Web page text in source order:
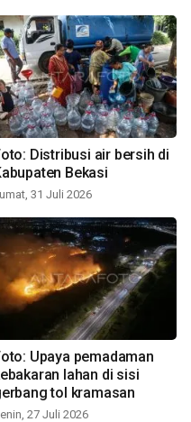
Distribusi air bersih di
Bekasi
31 Juli 2026
Upaya pemadaman
lahan di sisi
tol kramasan
27 Juli 2026